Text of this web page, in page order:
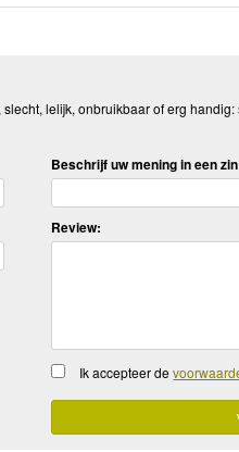
lelijk, onbruikbaar of erg
Beschrijf uw mening in een
Review:
Ik accepteer de